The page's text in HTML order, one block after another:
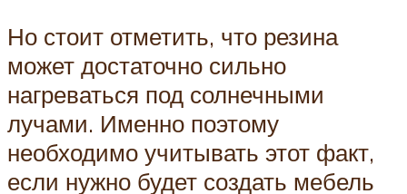
Но стоит отметить, что резина
может достаточно сильно
нагреваться под солнечными
лучами. Именно поэтому
необходимо учитывать этот факт,
если нужно будет создать мебель